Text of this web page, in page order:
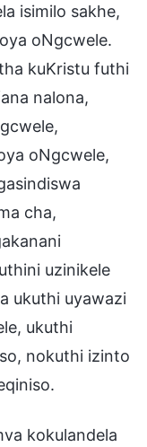
isimilo sakhe,
oNgcwele.
kuKristu futhi
nalona,
oNgcwele,
cha,
uzinikele
ukuthi uyawazi
ukuthi
nokuthi izinto
kokulandela